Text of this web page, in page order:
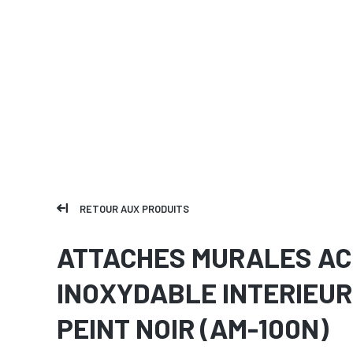
RETOUR AUX PRODUITS
ATTACHES MURALES
INOXYDABLE INTERIEUR
PEINT NOIR (AM-100N)